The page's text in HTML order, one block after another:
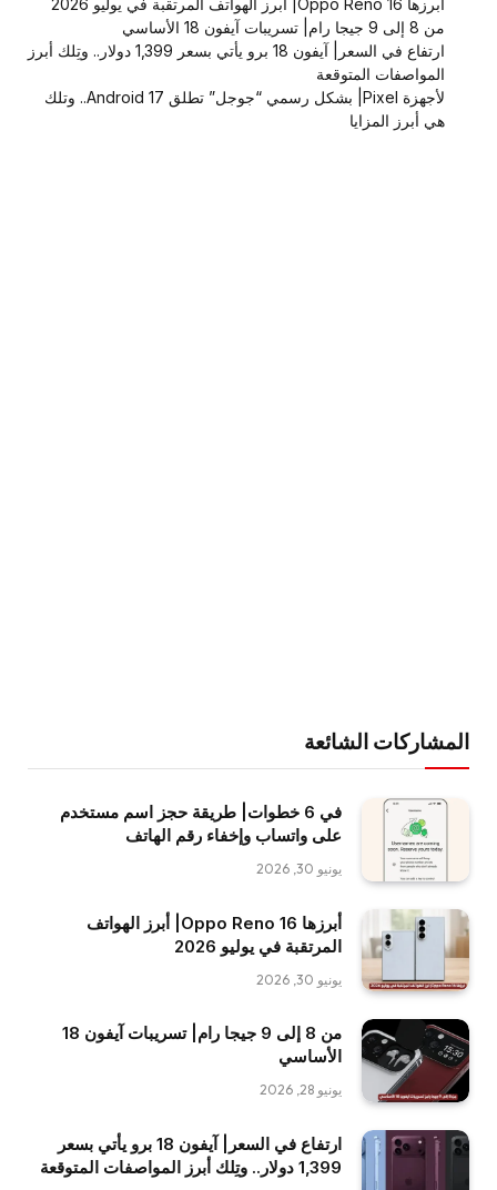
أبرزها Oppo Reno 16| أبرز الهواتف المرتقبة في يوليو 2026
من 8 إلى 9 جيجا رام| تسريبات آيفون 18 الأساسي
ارتفاع في السعر| آيفون 18 برو يأتي بسعر 1,399 دولار.. وتِلك أبرز
المواصفات المتوقعة
لأجهزة Pixel| بشكل رسمي “جوجل” تطلق Android 17.. وتلك
هي أبرز المزايا
المشاركات الشائعة
في 6 خطوات| طريقة حجز اسم مستخدم
على واتساب وإخفاء رقم الهاتف
يونيو 30, 2026
أبرزها Oppo Reno 16| أبرز الهواتف
المرتقبة في يوليو 2026
يونيو 30, 2026
من 8 إلى 9 جيجا رام| تسريبات آيفون 18
الأساسي
يونيو 28, 2026
ارتفاع في السعر| آيفون 18 برو يأتي بسعر
1,399 دولار.. وتِلك أبرز المواصفات المتوقعة